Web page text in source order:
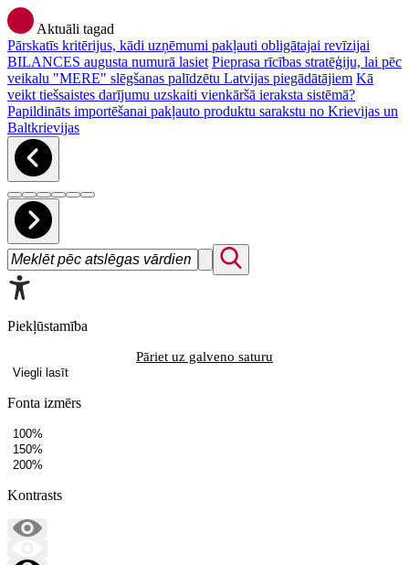
Aktuāli tagad
Pārskatīs kritērijus, kādi uzņēmumi pakļauti obligātajai revīzijai
BILANCES augusta numurā lasiet Pieprasa rīcības stratēģiju, lai pēc
veikalu "MERE" slēgšanas palīdzētu Latvijas piegādātājiem Kā
veikt tiešsaistes darījumu uzskaiti vienkāršā ieraksta sistēmā?
Papildināts importēšanai pakļauto produktu sarakstu no Krievijas un
Baltkrievijas
Piekļūstamība
Pāriet uz galveno saturu
Viegli lasīt
Fonta izmērs
100%
150%
200%
Kontrasts